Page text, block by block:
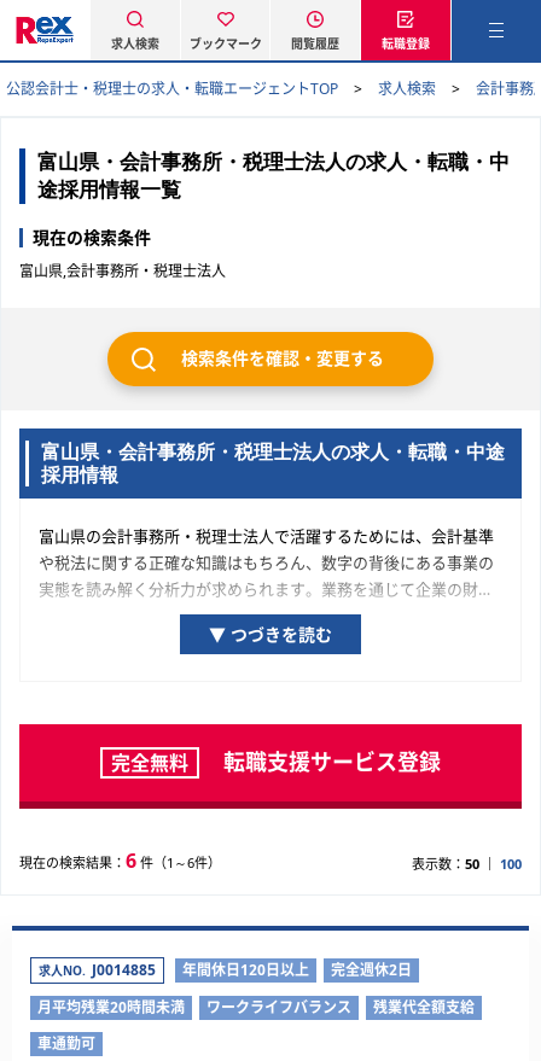
求人検索 ブックマーク 閲覧履歴 転職登録
公認会計士・税理士の求人・転職エージェントTOP 求人検索 会計事務
富山県・会計事務所・税理士法人の求人・転職・中
途採用情報一覧
現在の検索条件
富山県,会計事務所・税理士法人
検索条件を確認・変更する
富山県・会計事務所・税理士法人の求人・転職・中途
採用情報
富山県の会計事務所・税理士法人で活躍するためには、会計基準
や税法に関する正確な知識はもちろん、数字の背後にある事業の
実態を読み解く分析力が求められます。業務を通じて企業の財務
的な透明性を確保し、経営陣の的確な意思決定を支援すること
が、これら求人に求められる重要な役割となります。会計事務
理解をもたらすでしょう。この経験は、あなたの長期的なキャリ
アにおいて大きな財産となります。
▼ つづきを読む
完全無料 転職支援サービス登録
現在の検索結果： 6 件（1～6件） 表示数： 50 100
求人NO. J0014885 年間休日120日以上
完全週休2日
月平均残業20時間未満
ワークライフバランス
残業代全額支給
車通勤可